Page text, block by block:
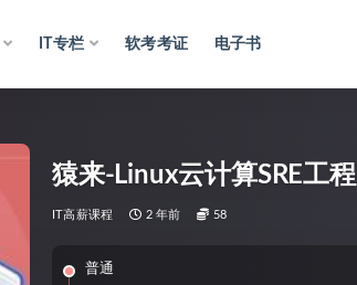
IT专栏 软考考证 电子书
猿来-Linux云计算SRE工
IT高薪课程 2 年前 58
普通